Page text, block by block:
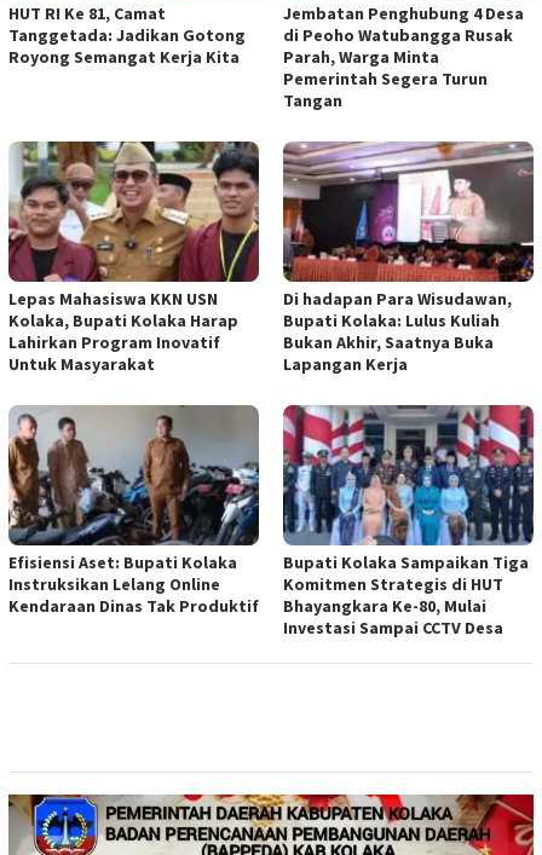
HUT RI Ke 81, Camat
Tanggetada: Jadikan Gotong
Royong Semangat Kerja Kita
Jembatan Penghubung 4 Desa
di Peoho Watubangga Rusak
Parah, Warga Minta
Pemerintah Segera Turun
Tangan
Lepas Mahasiswa KKN USN
Kolaka, Bupati Kolaka Harap
Lahirkan Program Inovatif
Untuk Masyarakat
Di hadapan Para Wisudawan,
Bupati Kolaka: Lulus Kuliah
Bukan Akhir, Saatnya Buka
Lapangan Kerja
Efisiensi Aset: Bupati Kolaka
Instruksikan Lelang Online
Kendaraan Dinas Tak Produktif
Bupati Kolaka Sampaikan Tiga
Komitmen Strategis di HUT
Bhayangkara Ke-80, Mulai
Investasi Sampai CCTV Desa